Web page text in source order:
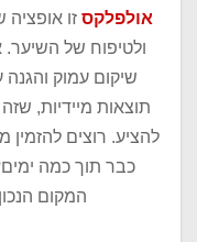
אולפלקס זו
ולטיפוח של השיער.
שיקום עמוק
תוצאות מיידיות,
להציע. רוצים
כבר תוך כמה
המקום